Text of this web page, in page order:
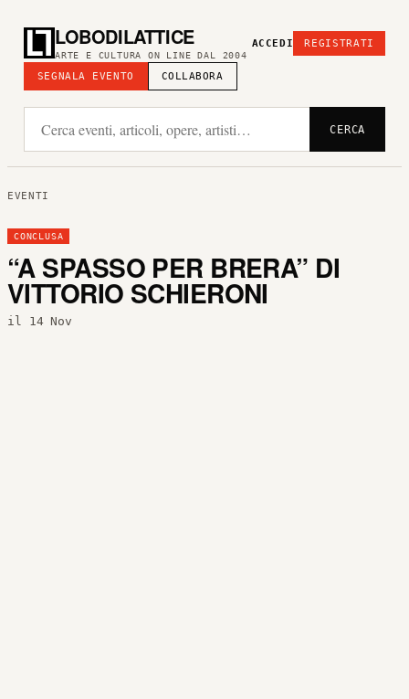
LOBODILATTICE
ARTE E CULTURA ON LINE DAL 2004
SEGNALA EVENTO COLLABORA
ACCEDI REGISTRATI
CERCA
EVENTI
CONCLUSA
“A SPASSO PER BRERA” DI
VITTORIO SCHIERONI
il 14 Nov